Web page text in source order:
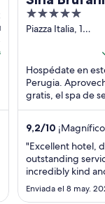
5
out
Piazza Italia, 12
Hospédate en
Perugia.
gratis, el spa de
terraza en la
9,2/10
"Excellent hotel,
outstanding
incredibly kind
even had the
with me even
Enviada el 8 may.